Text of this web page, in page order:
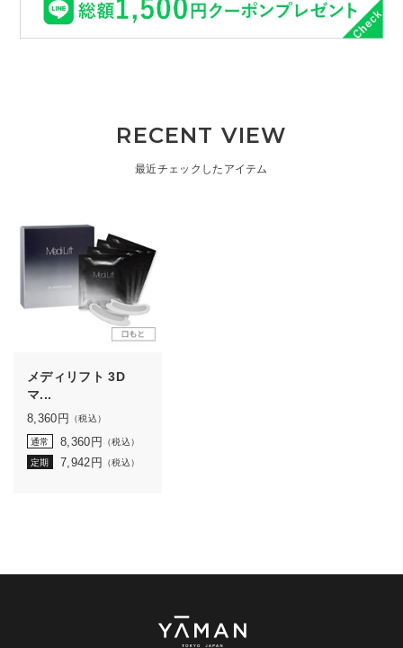
RECENT VIEW
最近チェックしたアイテム
メディリフト 3D
マ...
8,360円 （税込）
通常 8,360円 （税込）
定期 7,942円 （税込）